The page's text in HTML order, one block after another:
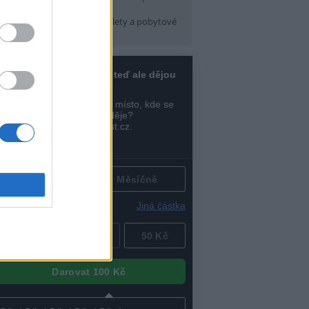
Farma CityCamp
(Tábory, výlety a pobytové
Praha 10 )